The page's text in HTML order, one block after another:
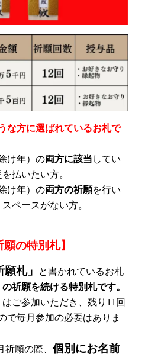
な方に選ばれているお札で
け年）の両方に該当 してい
払いたい方。
け年）の両方の祈願を行い
ペースがない方。
願の特別札】
願札」
と書かれているお札
の祈願を続ける特別札です。
ご参加いただき、残り11回
で毎月参加の必要はありま
祈願の際、個別にお名前